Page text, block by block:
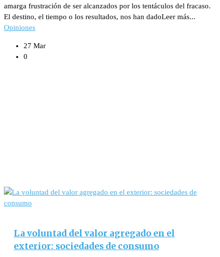
amarga frustración de ser alcanzados por los tentáculos del fracaso.
El destino, el tiempo o los resultados, nos han dadoLeer más...
Opiniones
27 Mar
0
La voluntad del valor agregado en el
exterior: sociedades de consumo